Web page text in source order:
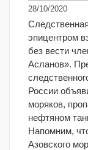
28/10/2020
эпицентром
без вести
Асланов».
России
моряков,
нефтяном
Напомним,
Азовского